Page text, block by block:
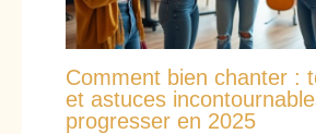
Comment bien chanter :
et astuces
progresser en 2025